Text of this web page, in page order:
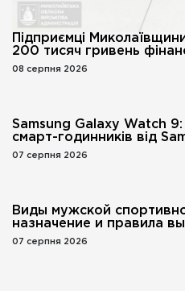
Підприємці
200 тисяч гривень
08 серпня 2026
Samsung Galaxy Watch 9:
смарт-годинників від
07 серпня 2026
Виды мужской
назначение и правила
07 серпня 2026